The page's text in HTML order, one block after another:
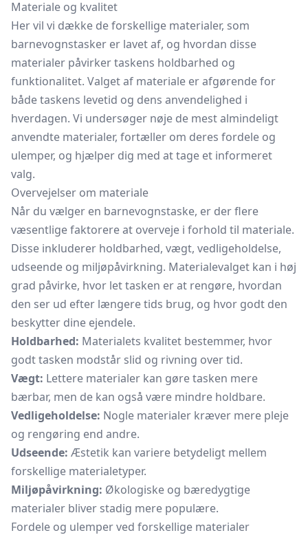
Materiale og kvalitet
Her vil vi dække de forskellige materialer, som
barnevognstasker er lavet af, og hvordan disse
materialer påvirker taskens holdbarhed og
funktionalitet. Valget af materiale er afgørende for
både taskens levetid og dens anvendelighed i
hverdagen. Vi undersøger nøje de mest almindeligt
anvendte materialer, fortæller om deres fordele og
ulemper, og hjælper dig med at tage et informeret
valg.
Overvejelser om materiale
Når du vælger en barnevognstaske, er der flere
væsentlige faktorere at overveje i forhold til materiale.
Disse inkluderer holdbarhed, vægt, vedligeholdelse,
udseende og miljøpåvirkning. Materialevalget kan i høj
grad påvirke, hvor let tasken er at rengøre, hvordan
den ser ud efter længere tids brug, og hvor godt den
beskytter dine ejendele.
Holdbarhed: Materialets kvalitet bestemmer, hvor
godt tasken modstår slid og rivning over tid.
Vægt: Lettere materialer kan gøre tasken mere
bærbar, men de kan også være mindre holdbare.
Vedligeholdelse: Nogle materialer kræver mere pleje
og rengøring end andre.
Udseende: Æstetik kan variere betydeligt mellem
forskellige materialetyper.
Miljøpåvirkning: Økologiske og bæredygtige
materialer bliver stadig mere populære.
Fordele og ulemper ved forskellige materialer